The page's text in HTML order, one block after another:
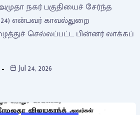
நகர் பகுதியைச் சேர்ந்த
என்பவர் காவல்துறை
செல்லப்பட்ட பின்னர் லாக்கப்
Jul 24, 2026